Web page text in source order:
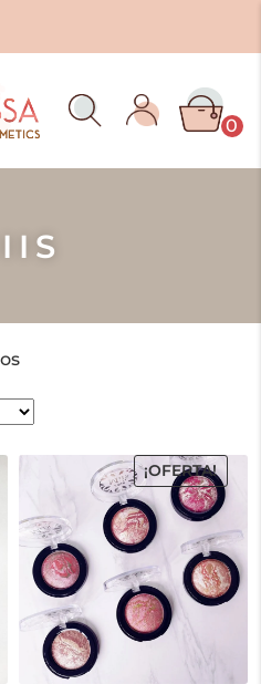
0
¡OFERTA!